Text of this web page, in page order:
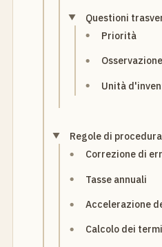
Questioni
Priorità
Unità
Regole di procedura
Correzione di
Tasse annuali
Accelerazione
Calcolo dei